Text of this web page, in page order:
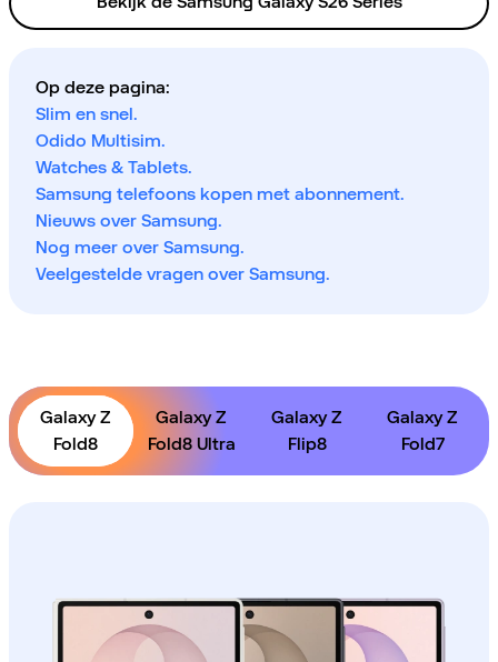
Op deze pagina:
Slim en snel.
Odido Multisim.
Watches & Tablets.
Samsung telefoons kopen met abonnement.
Nieuws over Samsung.
Nog meer over Samsung.
Veelgestelde vragen over Samsung.
Galaxy Z
Fold8
Galaxy Z
Fold8 Ultra
Galaxy Z
Flip8
Galaxy Z
Fold7